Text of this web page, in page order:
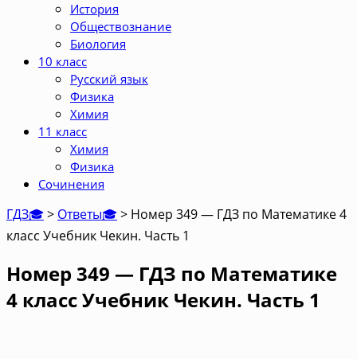
История
Обществознание
Биология
10 класс
Русский язык
Физика
Химия
11 класс
Химия
Физика
Сочинения
ГДЗ🎓> Ответы🎓> Номер 349 — ГДЗ по Математике 4
класс Учебник Чекин. Часть 1
Номер 349 — ГДЗ по Математике
4 класс Учебник Чекин. Часть 1